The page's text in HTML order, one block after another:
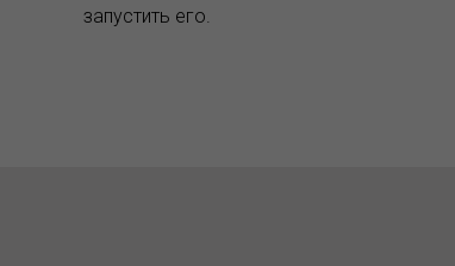
запустить его.